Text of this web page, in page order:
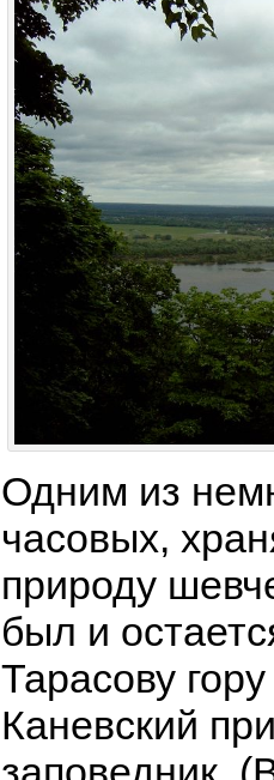
Одним из
часовых,
природу
был и
Тарасову
Каневский